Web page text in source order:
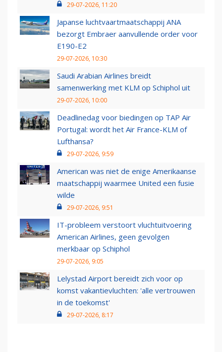
29-07-2026, 11:20
Japanse luchtvaartmaatschappij ANA
bezorgt Embraer aanvullende order voor
E190-E2
29-07-2026, 10:30
Saudi Arabian Airlines breidt
samenwerking met KLM op Schiphol uit
29-07-2026, 10:00
Deadlinedag voor biedingen op TAP Air
Portugal: wordt het Air France-KLM of
Lufthansa?
29-07-2026, 9:59
American was niet de enige Amerikaanse
maatschappij waarmee United een fusie
wilde
29-07-2026, 9:51
IT-probleem verstoort vluchtuitvoering
American Airlines, geen gevolgen
merkbaar op Schiphol
29-07-2026, 9:05
Lelystad Airport bereidt zich voor op
komst vakantievluchten: 'alle vertrouwen
in de toekomst'
29-07-2026, 8:17